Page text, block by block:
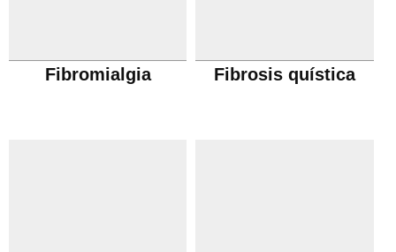
Fibromialgia Fibrosis quística